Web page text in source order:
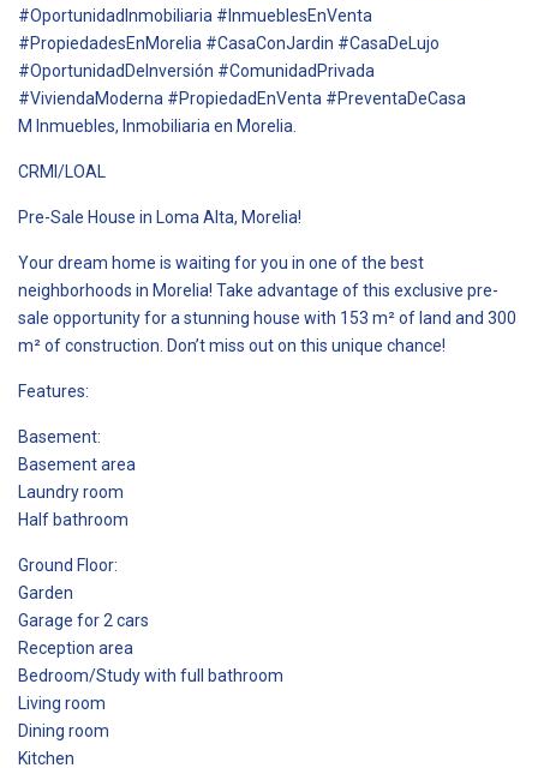
#OportunidadInmobiliaria #InmueblesEnVenta
#PropiedadesEnMorelia #CasaConJardin #CasaDeLujo
#OportunidadDeInversión #ComunidadPrivada
#ViviendaModerna #PropiedadEnVenta #PreventaDeCasa
M Inmuebles, Inmobiliaria en Morelia.
CRMI/LOAL
Pre-Sale House in Loma Alta, Morelia!
Your dream home is waiting for you in one of the best
neighborhoods in Morelia! Take advantage of this exclusive pre-
sale opportunity for a stunning house with 153 m² of land and 300
m² of construction. Don’t miss out on this unique chance!
Features:
Basement:
Basement area
Laundry room
Half bathroom
Ground Floor:
Garden
Garage for 2 cars
Reception area
Bedroom/Study with full bathroom
Living room
Dining room
Kitchen